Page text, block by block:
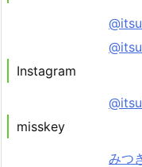
Instagram
misskey
みつ